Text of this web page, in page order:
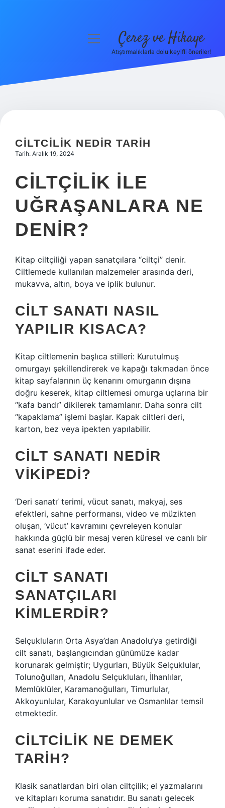
Hakkımızda
menüyü Çerez ve Hikaye
Atıştırmalıklarla dolu keyifli öneriler!
CILTCILIK NEDIR TARIH
Tarih: Aralık 19, 2024
CILTÇILIK ILE
UĞRAŞANLARA NE
DENIR?
Kitap ciltçiliği yapan sanatçılara “ciltçi” denir.
Ciltlemede kullanılan malzemeler arasında deri,
mukavva, altın, boya ve iplik bulunur.
CILT SANATI NASIL
YAPILIR KISACA?
Kitap ciltlemenin başlıca stilleri: Kurutulmuş
omurgayı şekillendirerek ve kapağı takmadan önce
kitap sayfalarının üç kenarını omurganın dışına
doğru keserek, kitap ciltlemesi omurga uçlarına bir
“kafa bandı” dikilerek tamamlanır. Daha sonra cilt
“kapaklama” işlemi başlar. Kapak ciltleri deri,
karton, bez veya ipekten yapılabilir.
CILT SANATI NEDIR
VIKIPEDI?
‘Deri sanatı’ terimi, vücut sanatı, makyaj, ses
efektleri, sahne performansı, video ve müzikten
oluşan, ‘vücut’ kavramını çevreleyen konular
hakkında güçlü bir mesaj veren küresel ve canlı bir
sanat eserini ifade eder.
CILT SANATI
SANATÇILARI
KIMLERDIR?
Selçukluların Orta Asya’dan Anadolu’ya getirdiği
cilt sanatı, başlangıcından günümüze kadar
korunarak gelmiştir; Uygurları, Büyük Selçuklular,
Tolunoğulları, Anadolu Selçukluları, İlhanlılar,
Memlüklüler, Karamanoğulları, Timurlular,
Akkoyunlular, Karakoyunlular ve Osmanlılar temsil
etmektedir.
CILTCILIK NE DEMEK
TARIH?
Klasik sanatlardan biri olan ciltçilik; el yazmalarını
ve kitapları koruma sanatıdır. Bu sanatı gelecek